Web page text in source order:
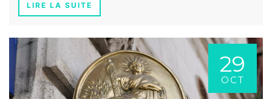
LIRE LA SUITE
29
OCT